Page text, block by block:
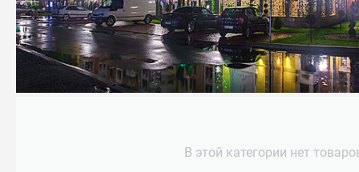
В этой категории нет